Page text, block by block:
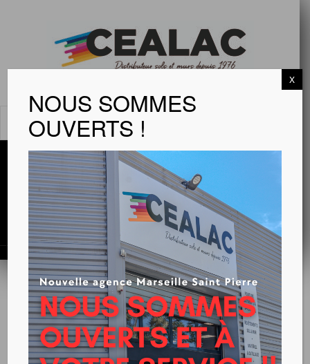
MENU
NOUS SOMMES
OUVERTS !
X